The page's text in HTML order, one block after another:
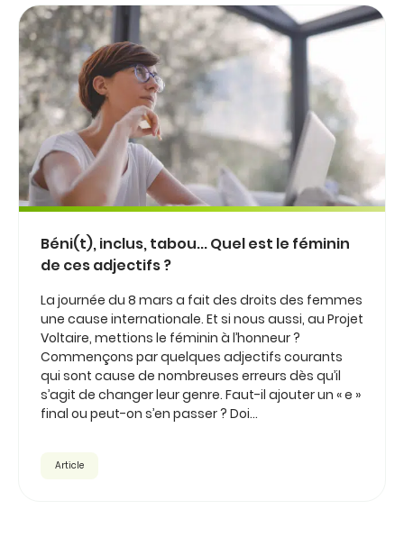
Béni(t), inclus, tabou... Quel est le féminin
de ces adjectifs ?
La journée du 8 mars a fait des droits des femmes
une cause internationale. Et si nous aussi, au Projet
Voltaire, mettions le féminin à l’honneur ?
Commençons par quelques adjectifs courants
qui sont cause de nombreuses erreurs dès qu’il
s’agit de changer leur genre. Faut-il ajouter un « e »
final ou peut-on s’en passer ? Doi...
Article